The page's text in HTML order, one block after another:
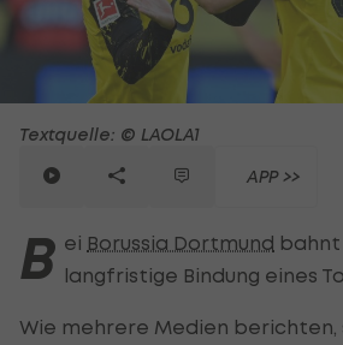
Textquelle: © LAOLA1
APP >>
B ei Borussia Dortmund bahnt
langfristige Bindung eines
Wie mehrere Medien